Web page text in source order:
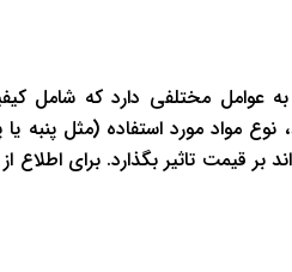
مختلفی دارد که شامل
مواد مورد استفاده (مثل پنبه
قیمت تاثیر بگذارد. برای